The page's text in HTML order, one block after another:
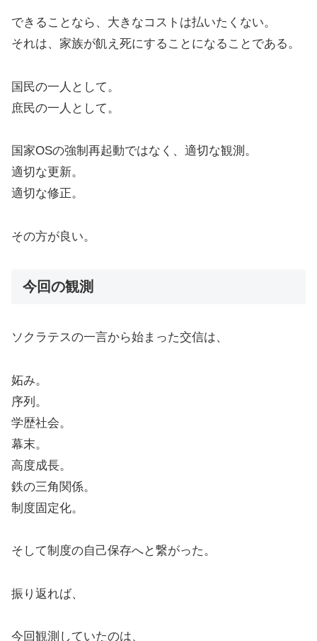
できることなら、大きなコストは払いたくない。
それは、家族が飢え死にすることになることである。
国民の一人として。
庶民の一人として。
国家OSの強制再起動ではなく、適切な観測。
適切な更新。
適切な修正。
その方が良い。
今回の観測
ソクラテスの一言から始まった交信は、
妬み。
序列。
学歴社会。
幕末。
高度成長。
鉄の三角関係。
制度固定化。
そして制度の自己保存へと繋がった。
振り返れば、
今回観測していたのは、